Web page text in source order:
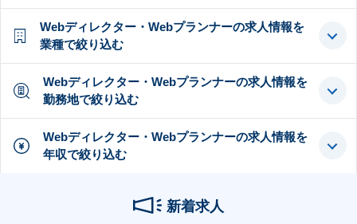
Webディレクター・Webプランナーの求人情報を
業種で絞り込む
Webディレクター・Webプランナーの求人情報を
勤務地で絞り込む
Webディレクター・Webプランナーの求人情報を
年収で絞り込む
新着求人